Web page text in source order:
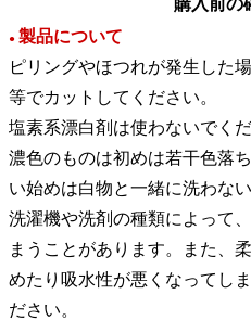
● 製品について
ピリングやほつれが発生した
等でカットしてください。
塩素系漂白剤は使わないでくだ
濃色のものは初めは若干色落
い始めは白物と一緒に洗わな
洗濯機や洗剤の種類によって
まうことがあります。また、
めたり吸水性が悪くなってし
ださい。